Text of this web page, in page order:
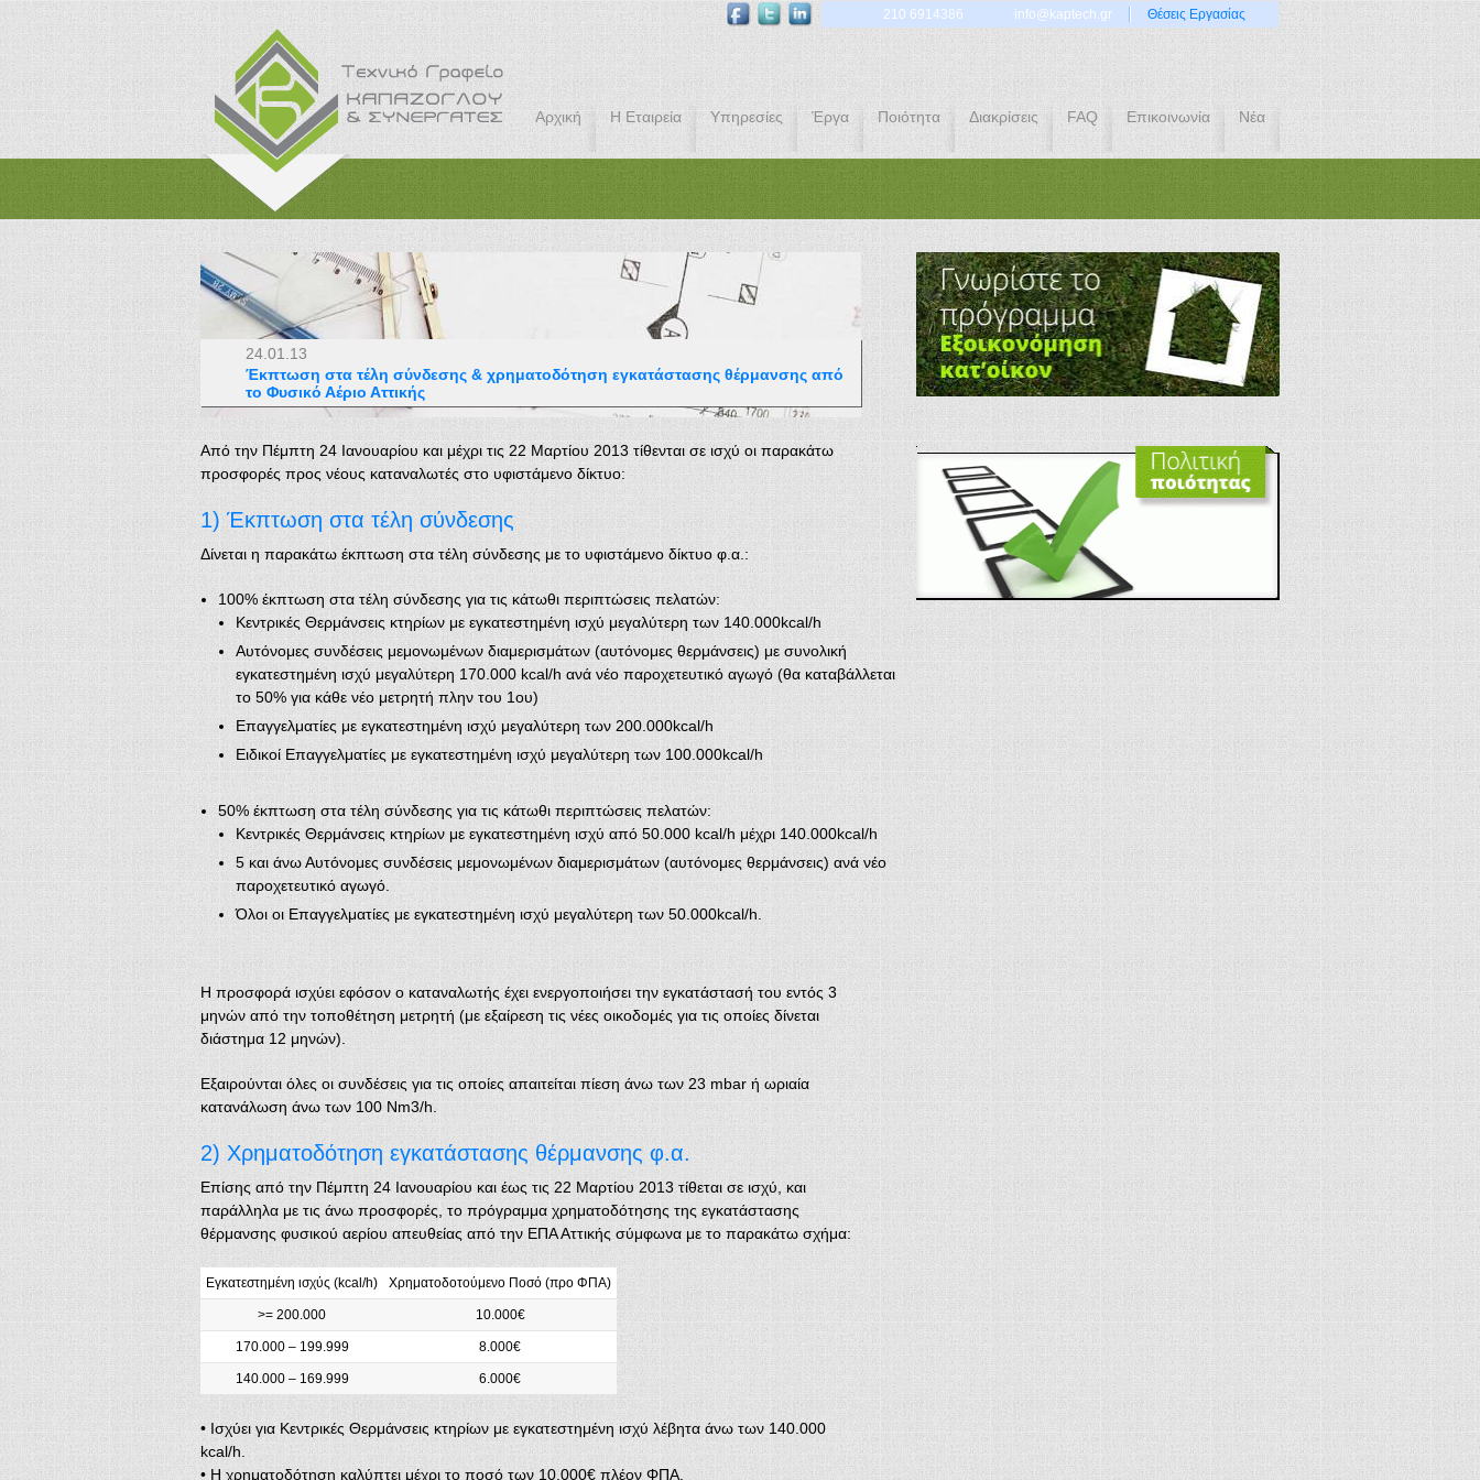
210 6914386 info@kaptech.gr Θέσεις Εργασίας
Αρχική Η Εταιρεία Υπηρεσίες Έργα Ποιότητα Διακρίσεις FAQ Επικοινωνία Νέα
24.01.13
Έκπτωση στα τέλη σύνδεσης & χρηματοδότηση εγκατάστασης θέρμανσης από
το Φυσικό Αέριο Αττικής
Από την Πέμπτη 24 Ιανουαρίου και μέχρι τις 22 Μαρτίου 2013 τίθενται σε ισχύ οι παρακάτω
προσφορές προς νέους καταναλωτές στο υφιστάμενο δίκτυο:
1) Έκπτωση στα τέλη σύνδεσης
Δίνεται η παρακάτω έκπτωση στα τέλη σύνδεσης με το υφιστάμενο δίκτυο φ.α.:
100% έκπτωση στα τέλη σύνδεσης για τις κάτωθι περιπτώσεις πελατών:
Κεντρικές Θερμάνσεις κτηρίων με εγκατεστημένη ισχύ μεγαλύτερη των 140.000kcal/h
Αυτόνομες συνδέσεις μεμονωμένων διαμερισμάτων (αυτόνομες θερμάνσεις) με συνολική
εγκατεστημένη ισχύ μεγαλύτερη 170.000 kcal/h ανά νέο παροχετευτικό αγωγό (θα καταβάλλεται
το 50% για κάθε νέο μετρητή πλην του 1ου)
Επαγγελματίες με εγκατεστημένη ισχύ μεγαλύτερη των 200.000kcal/h
Ειδικοί Επαγγελματίες με εγκατεστημένη ισχύ μεγαλύτερη των 100.000kcal/h
50% έκπτωση στα τέλη σύνδεσης για τις κάτωθι περιπτώσεις πελατών:
Κεντρικές Θερμάνσεις κτηρίων με εγκατεστημένη ισχύ από 50.000 kcal/h μέχρι 140.000kcal/h
5 και άνω Αυτόνομες συνδέσεις μεμονωμένων διαμερισμάτων (αυτόνομες θερμάνσεις) ανά νέο
παροχετευτικό αγωγό.
Όλοι οι Επαγγελματίες με εγκατεστημένη ισχύ μεγαλύτερη των 50.000kcal/h.
Η προσφορά ισχύει εφόσον ο καταναλωτής έχει ενεργοποιήσει την εγκατάστασή του εντός 3
μηνών από την τοποθέτηση μετρητή (με εξαίρεση τις νέες οικοδομές για τις οποίες δίνεται
διάστημα 12 μηνών).
Εξαιρούνται όλες οι συνδέσεις για τις οποίες απαιτείται πίεση άνω των 23 mbar ή ωριαία
κατανάλωση άνω των 100 Νm3/h.
2) Χρηματοδότηση εγκατάστασης θέρμανσης φ.α.
Επίσης από την Πέμπτη 24 Ιανουαρίου και έως τις 22 Μαρτίου 2013 τίθεται σε ισχύ, και
παράλληλα με τις άνω προσφορές, το πρόγραμμα χρηματοδότησης της εγκατάστασης
θέρμανσης φυσικού αερίου απευθείας από την ΕΠΑ Αττικής σύμφωνα με το παρακάτω σχήμα:
Εγκατεστημένη ισχύς (kcal/h) Χρηματοδοτούμενο Ποσό (προ ΦΠΑ)
>= 200.000 10.000€
170.000 – 199.999 8.000€
140.000 – 169.999 6.000€
• Ισχύει για Κεντρικές Θερμάνσεις κτηρίων με εγκατεστημένη ισχύ λέβητα άνω των 140.000
kcal/h.
• Η χρηματοδότηση καλύπτει μέχρι το ποσό των 10.000€ πλέον ΦΠΑ.